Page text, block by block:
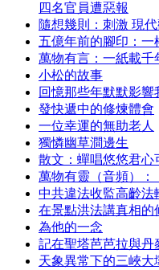
四名官員遭惡報
隨想幾則：刺激 現
五億年前的腳印：
萬物有言：一紙載千
小松的故事
回憶那些年默默影響
發快遞中的修煉體會
一位幸運的無助老人
獨憐幽草澗邊生
散文：蟬唱悠悠君心
萬物有靈（音頻）：
中共違法收監高齡法
在景點洪法講真相的
為他的一念
記在聖塔芭芭拉與丹
天象異常下的三峽